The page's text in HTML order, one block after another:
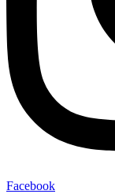
Facebook